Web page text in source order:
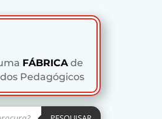
FÁBRICAde
Pedagógicos